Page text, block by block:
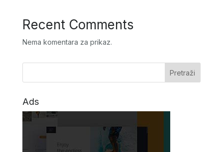
Recent Comments
Nema komentara za prikaz.
Ads